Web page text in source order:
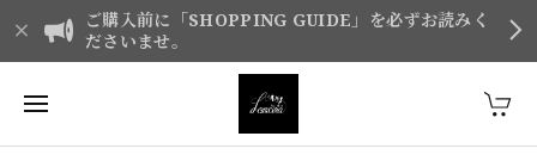
ご購入前に「SHOPPING GUIDE」を必ずお読みく
ださいませ。